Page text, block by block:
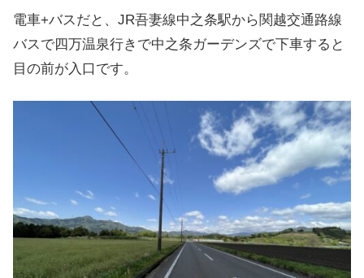
電車+バスだと、JR吾妻線中之条駅から関越交通路線
バスで四万温泉行きで中之条ガーデンズで下車すると
目の前が入口です。